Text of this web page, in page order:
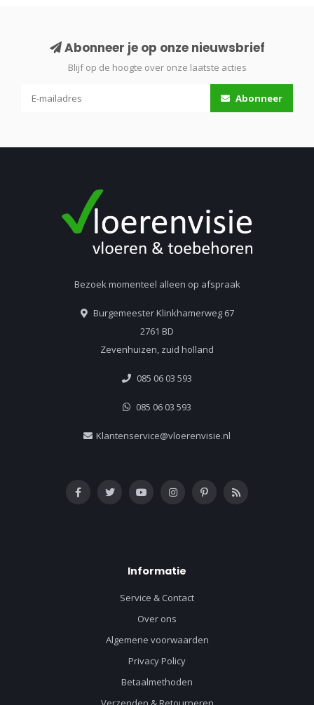
Abonneer je op onze nieuwsbrief
Blijf op de hoogte over onze laatste acties
Abonneer
Bezoek momenteel alleen op afspraak
Burgemeester Klinkhamerweg 67
2761 BD
Zevenhuizen, zuid holland
085 06 03 593
085 06 03 593
Klantenservice@vloerenvisie.nl
Informatie
Service & Contact
Over ons
Algemene voorwaarden
Privacy Policy
Betaalmethoden